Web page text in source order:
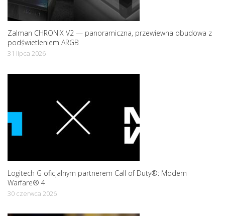
Zalman CHRONIX V2 — panoramiczna, przewiewna obudowa z
podświetleniem ARGB
31 lipca 2026
Logitech G oficjalnym partnerem Call of Duty®: Modern
Warfare® 4
30 czerwca 2026